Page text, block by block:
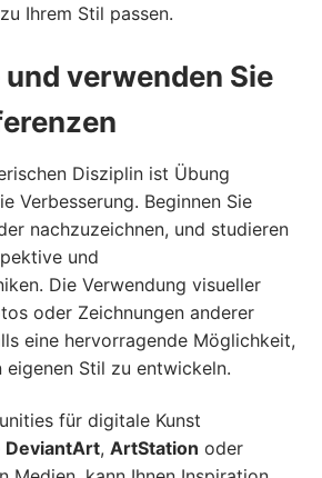
Ihrem Stil passen.
und verwenden Sie
Disziplin ist Übung
Verbesserung. Beginnen Sie
nachzuzeichnen, und studieren
und
Die Verwendung visueller
oder Zeichnungen anderer
eine hervorragende Möglichkeit,
eigenen Stil zu entwickeln.
für digitale Kunst
DeviantArt, ArtStation oder